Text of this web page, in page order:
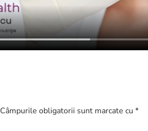
Câmpurile obligatorii sunt marcate cu *